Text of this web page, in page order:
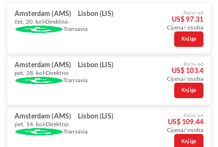
Amsterdam (AMS) Lisbon (LIS)
čet, 20. kol Direktno
Transavia
Počni od
US$ 97.31
Cijena/ osoba
Knjiga
Amsterdam (AMS) Lisbon (LIS)
pet, 28. kol Direktno
Transavia
Počni od
US$ 103.4
Cijena/ osoba
Knjiga
Amsterdam (AMS) Lisbon (LIS)
pet, 14. kol Direktno
Transavia
Počni od
US$ 109.44
Cijena/ osoba
Knjiga